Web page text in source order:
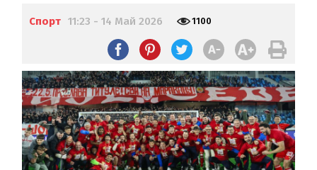
Спорт 11:23 - 14 Май 2026 1100